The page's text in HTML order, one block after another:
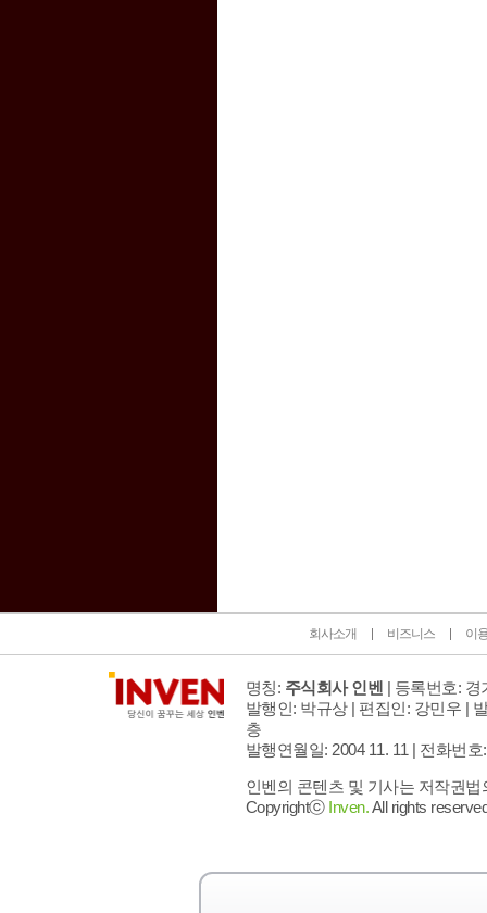
회사소개 비즈니스 이
명칭: 주식회사 인벤 | 등록번호: 경
발행인: 박규상 | 편집인: 강민우 |
층
발행연월일: 2004 11. 11 | 전화번호
인벤의 콘텐츠 및 기사는 저작권
Copyrightⓒ Inven.All rights